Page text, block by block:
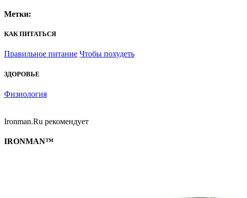
Метки:
КАК ПИТАТЬСЯ
Правильное питание Чтобы похудеть
ЗДОРОВЬЕ
Физиология
Ironman.Ru рекомендует
IRONMAN™